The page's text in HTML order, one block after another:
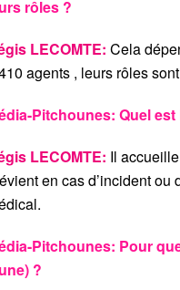
rôles ?
LECOMTE: Cela
agents , leurs rôles
Pitchounes: Quel
LECOMTE: Il
en cas d’incident ou
Pitchounes: Pour
?